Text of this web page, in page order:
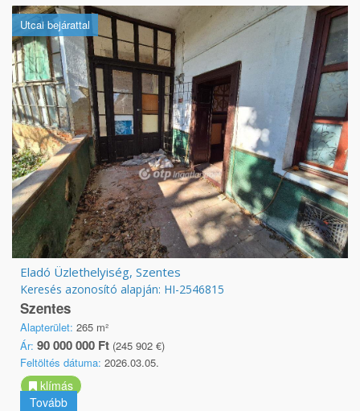
Utcai bejárattal
Eladó Üzlethelyiség, Szentes
Keresés azonosító alapján: HI-2546815
Szentes
Alapterület: 265 m²
Ár: 90 000 000 Ft (245 902 €)
Feltöltés dátuma: 2026.03.05.
klímás
Tovább